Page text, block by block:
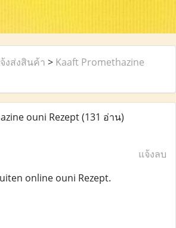
งส่งสินค้า > Kaaft Promethazine
ouni Rezept(131 อ่าน)
แจ้งลบ
online ouni Rezept.